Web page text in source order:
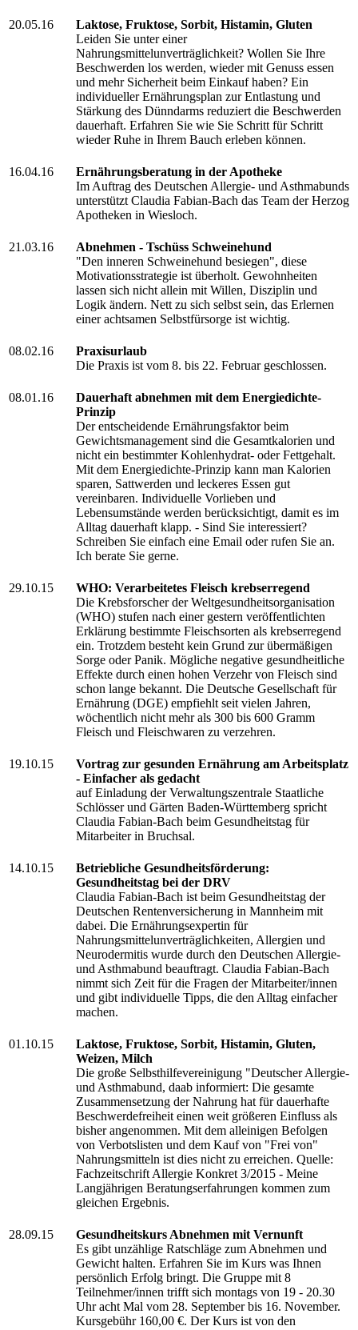
20.05.16
Laktose, Fruktose, Sorbit, Histamin, Gluten
Leiden Sie unter einer
Nahrungsmittelunverträglichkeit? Wollen Sie Ihre
Beschwerden los werden, wieder mit Genuss essen
und mehr Sicherheit beim Einkauf haben? Ein
individueller Ernährungsplan zur Entlastung und
Stärkung des Dünndarms reduziert die Beschwerden
dauerhaft. Erfahren Sie wie Sie Schritt für Schritt
wieder Ruhe in Ihrem Bauch erleben können.
16.04.16
Ernährungsberatung in der Apotheke
Im Auftrag des Deutschen Allergie- und Asthmabunds
unterstützt Claudia Fabian-Bach das Team der Herzog
Apotheken in Wiesloch.
21.03.16
Abnehmen - Tschüss Schweinehund
"Den inneren Schweinehund besiegen", diese
Motivationsstrategie ist überholt. Gewohnheiten
lassen sich nicht allein mit Willen, Disziplin und
Logik ändern. Nett zu sich selbst sein, das Erlernen
einer achtsamen Selbstfürsorge ist wichtig.
08.02.16
Praxisurlaub
Die Praxis ist vom 8. bis 22. Februar geschlossen.
08.01.16
Dauerhaft abnehmen mit dem Energiedichte-
Prinzip
Der entscheidende Ernährungsfaktor beim
Gewichtsmanagement sind die Gesamtkalorien und
nicht ein bestimmter Kohlenhydrat- oder Fettgehalt.
Mit dem Energiedichte-Prinzip kann man Kalorien
sparen, Sattwerden und leckeres Essen gut
vereinbaren. Individuelle Vorlieben und
Lebensumstände werden berücksichtigt, damit es im
Alltag dauerhaft klapp. - Sind Sie interessiert?
Schreiben Sie einfach eine Email oder rufen Sie an.
Ich berate Sie gerne.
29.10.15
WHO: Verarbeitetes Fleisch krebserregend
Die Krebsforscher der Weltgesundheitsorganisation
(WHO) stufen nach einer gestern veröffentlichten
Erklärung bestimmte Fleischsorten als krebserregend
ein. Trotzdem besteht kein Grund zur übermäßigen
Sorge oder Panik. Mögliche negative gesundheitliche
Effekte durch einen hohen Verzehr von Fleisch sind
schon lange bekannt. Die Deutsche Gesellschaft für
Ernährung (DGE) empfiehlt seit vielen Jahren,
wöchentlich nicht mehr als 300 bis 600 Gramm
Fleisch und Fleischwaren zu verzehren.
19.10.15
Vortrag zur gesunden Ernährung am Arbeitsplatz
- Einfacher als gedacht
auf Einladung der Verwaltungszentrale Staatliche
Schlösser und Gärten Baden-Württemberg spricht
Claudia Fabian-Bach beim Gesundheitstag für
Mitarbeiter in Bruchsal.
14.10.15
Betriebliche Gesundheitsförderung:
Gesundheitstag bei der DRV
Claudia Fabian-Bach ist beim Gesundheitstag der
Deutschen Rentenversicherung in Mannheim mit
dabei. Die Ernährungsexpertin für
Nahrungsmittelunverträglichkeiten, Allergien und
Neurodermitis wurde durch den Deutschen Allergie-
und Asthmabund beauftragt. Claudia Fabian-Bach
nimmt sich Zeit für die Fragen der Mitarbeiter/innen
und gibt individuelle Tipps, die den Alltag einfacher
machen.
01.10.15
Laktose, Fruktose, Sorbit, Histamin, Gluten,
Weizen, Milch
Die große Selbsthilfevereinigung "Deutscher Allergie-
und Asthmabund, daab informiert: Die gesamte
Zusammensetzung der Nahrung hat für dauerhafte
Beschwerdefreiheit einen weit größeren Einfluss als
bisher angenommen. Mit dem alleinigen Befolgen
von Verbotslisten und dem Kauf von "Frei von"
Nahrungsmitteln ist dies nicht zu erreichen. Quelle:
Fachzeitschrift Allergie Konkret 3/2015 - Meine
Langjährigen Beratungserfahrungen kommen zum
gleichen Ergebnis.
28.09.15
Gesundheitskurs Abnehmen mit Vernunft
Es gibt unzählige Ratschläge zum Abnehmen und
Gewicht halten. Erfahren Sie im Kurs was Ihnen
persönlich Erfolg bringt. Die Gruppe mit 8
Teilnehmer/innen trifft sich montags von 19 - 20.30
Uhr acht Mal vom 28. September bis 16. November.
Kursgebühr 160,00 €. Der Kurs ist von den